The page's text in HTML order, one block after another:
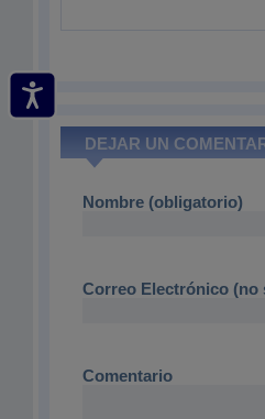
DEJAR UN
Nombre (obligatorio)
Correo Electrónico (no
Comentario